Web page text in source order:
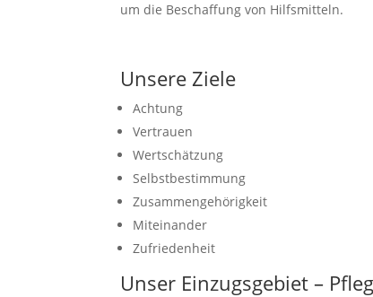
um die Beschaffung von Hilfsmitteln.
Unsere Ziele
Achtung
Vertrauen
Wertschätzung
Selbstbestimmung
Zusammengehörigkeit
Miteinander
Zufriedenheit
Unser Einzugsgebiet –